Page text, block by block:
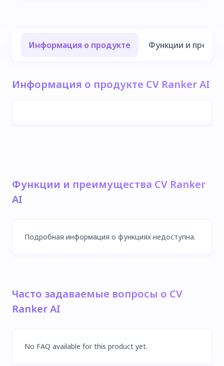
Информация о продукте Функции и
Информация о продукте CV Ranker AI
Функции и преимущества CV Ranker
AI
Подробная информация о функциях недоступна.
Часто задаваемые вопросы о CV
Ranker AI
No FAQ available for this product yet.